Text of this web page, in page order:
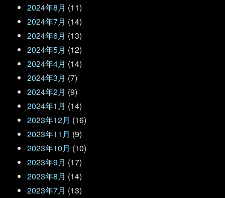
2024年8月 (11)
2024年7月 (14)
2024年6月 (13)
2024年5月 (12)
2024年4月 (14)
2024年3月 (7)
2024年2月 (9)
2024年1月 (14)
2023年12月 (16)
2023年11月 (9)
2023年10月 (10)
2023年9月 (17)
2023年8月 (14)
2023年7月 (13)